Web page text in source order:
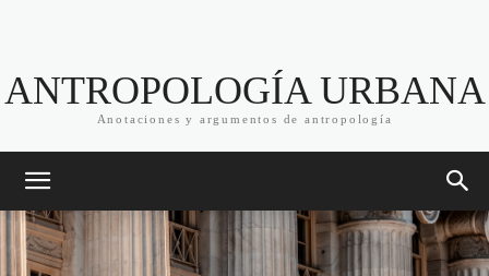
ANTROPOLOGÍA URBANA
Anotaciones y argumentos de antropología